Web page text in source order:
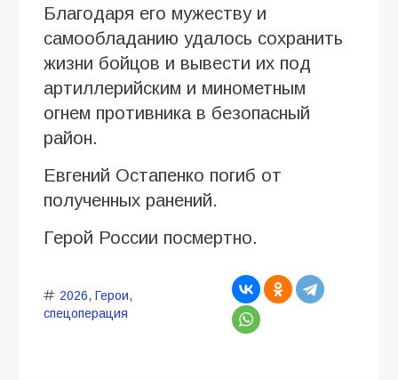
Благодаря его мужеству и
самообладанию удалось сохранить
жизни бойцов и вывести их под
артиллерийским и минометным
огнем противника в безопасный
район.
Евгений Остапенко погиб от
полученных ранений.
Герой России посмертно.
2026, Герои,
спецоперация